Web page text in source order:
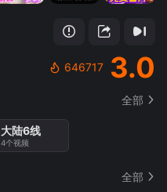
646717 3.0
全部
大陆6线
4个视频
全部